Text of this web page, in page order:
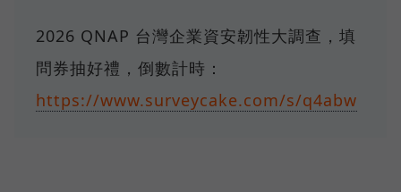
2026 QNAP 台灣企業資安韌性大調查，填
問券抽好禮，倒數計時：
https://www.surveycake.com/s/q4abw